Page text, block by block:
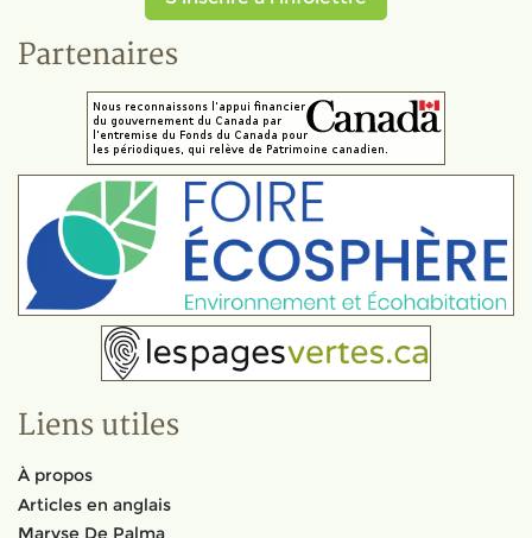
Partenaires
Liens utiles
À propos
Articles en anglais
Maryse De Palma